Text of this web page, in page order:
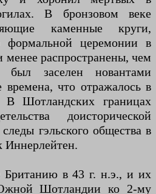
В бронзовом веке
каменные круги,
формальной церемонии в
распространены, чем
был заселен новантами
времена, что отражалось в
В Шотландских границах
доисторической
гэльского общества в
Иннерлейтен.
Британию в 43 г. н.э., и их
Шотландии ко 2-му